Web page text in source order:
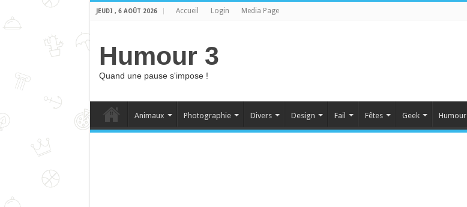
JEUDI , 6 AOÛT 2026 Accueil Login Media Page
Humour 3
Quand une pause s'impose !
Animaux Photographie Divers Design Fail Fêtes Geek Humour